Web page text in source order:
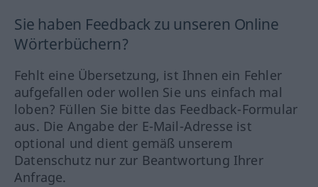
Sie haben Feedback zu unseren Online
Wörterbüchern?
Fehlt eine Übersetzung, ist Ihnen ein Fehler
aufgefallen oder wollen Sie uns einfach mal
loben? Füllen Sie bitte das Feedback-Formular
aus. Die Angabe der E-Mail-Adresse ist
optional und dient gemäß unserem
Datenschutz nur zur Beantwortung Ihrer
Anfrage.